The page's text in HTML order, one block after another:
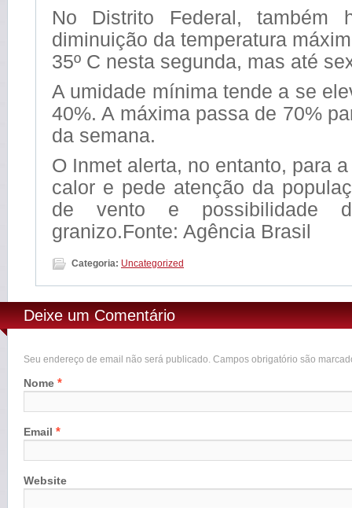
No Distrito Federal, também
diminuição da temperatura
35º C nesta segunda, mas até
A umidade mínima tende a se
40%. A máxima passa de 70%
da semana.
O Inmet alerta, no entanto, para
calor e pede atenção da
de vento e possibilidade
granizo.Fonte: Agência Brasil
Categoria: Uncategorized
Deixe um Comentário
Seu endereço de email não será publicado. Campos obrigatório são
Nome *
Email *
Website